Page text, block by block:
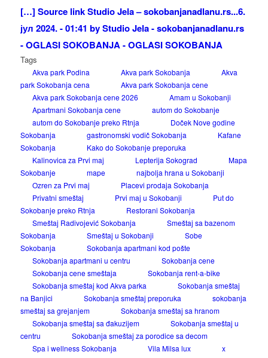
[…] Source link Studio Jela – sokobanjanadlanu.rs...6.
јул 2024. - 01:41 by Studio Jela - sokobanjanadlanu.rs
- OGLASI SOKOBANJA - OGLASI SOKOBANJA
Tags
Akva park Podina Akva park Sokobanja
Akva
park Sokobanja cena
Akva park Sokobanja cene
Akva park Sokobanja cene 2026
Amam u Sokobanji
Apartmani Sokobanja cene
autom do Sokobanje
autom do Sokobanje preko Rtnja
Doček Nove godine
Sokobanja
gastronomski vodič Sokobanja
Kafane
Sokobanja
Kako do Sokobanje preporuka
Kalinovica za Prvi maj
Lepterija Sokograd
Mapa
Sokobanje
mape
najbolja hrana u Sokobanji
Ozren za Prvi maj
Placevi prodaja Sokobanja
Privatni smeštaj
Prvi maj u Sokobanji
Put do
Sokobanje preko Rtnja
Restorani Sokobanja
Smeštaj Radivojević Sokobanja
Smeštaj sa bazenom
Sokobanja
Smeštaj u Sokobanji
Sobe
Sokobanja
Sokobanja apartmani kod pošte
Sokobanja apartmani u centru
Sokobanja cene
Sokobanja cene smeštaja
Sokobanja rent-a-bike
Sokobanja smeštaj kod Akva parka
Sokobanja smeštaj
na Banjici
Sokobanja smeštaj preporuka
sokobanja
smeštaj sa grejanjem
Sokobanja smeštaj sa hranom
Sokobanja smeštaj sa đakuzijem
Sokobanja smeštaj u
centru
Sokobanja smeštaj za porodice sa decom
Spa i wellness Sokobanja
Vila Milsa lux
x